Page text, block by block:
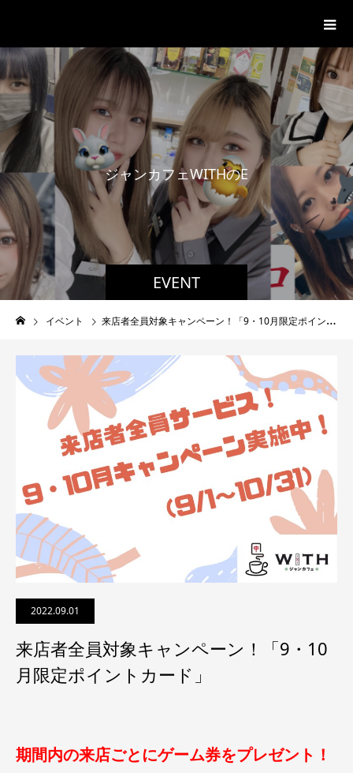
EVENT
ジャン カフ ェWITHのEVEN
イベント 来店者全員対象キャンペーン！「9・10月限定ポイントカード」
2022.09.01
来店者全員対象キャンペーン！「9・10
月限定ポイントカード」
期間内の来店ごとにゲーム券をプレゼント！